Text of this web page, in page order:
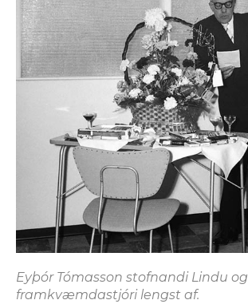
Eyþór Tómasson stofnandi Lindu og
framkvæmdastjóri lengst af.